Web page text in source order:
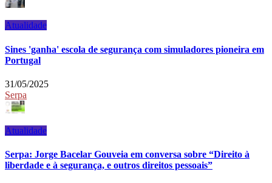
Atualidade
Sines 'ganha' escola de segurança com simuladores pioneira em
Portugal
31/05/2025
Serpa
Atualidade
Serpa: Jorge Bacelar Gouveia em conversa sobre “Direito à
liberdade e à segurança, e outros direitos pessoais”